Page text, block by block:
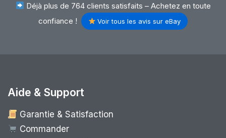
Déjà plus de 764 clients satisfaits – Achetez en toute
confiance !
Voir tous les avis sur eBay
Aide & Support
Garantie & Satisfaction
Commander